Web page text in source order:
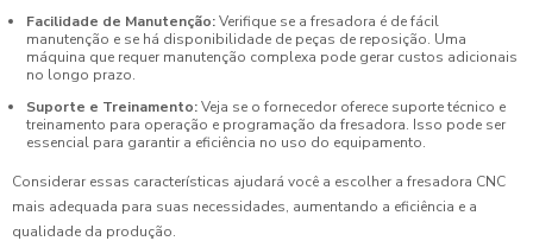
Facilidade de Manutenção:Verifique se a fresadora é de fácil
manutenção e se há disponibilidade de peças de reposição. Uma
máquina que requer manutenção complexa pode gerar custos adicionais
no longo prazo.
Suporte e Treinamento:Veja se o fornecedor oferece suporte técnico e
treinamento para operação e programação da fresadora. Isso pode ser
essencial para garantir a eficiência no uso do equipamento.
Considerar essas características ajudará você a escolher a fresadora CNC
mais adequada para suas necessidades, aumentando a eficiência e a
qualidade da produção.